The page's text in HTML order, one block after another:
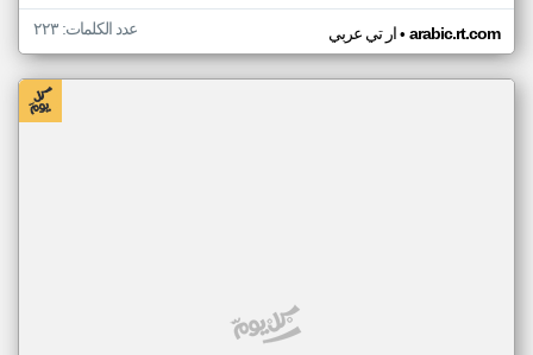
ار تي عربي• arabic.rt.com عدد الكلمات: ٢٢٣